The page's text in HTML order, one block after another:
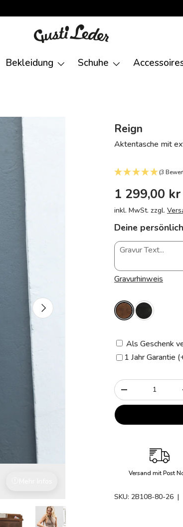
Bekleidung Schuhe
Nächste
Reign
Aktentasche mit
(3
1 299,00 kr
inkl. MwSt. zzgl.
Deine
Gravurhinweis
Als Geschenk
1 Jahr Garantie
Anzahl
-
Versand mit Post
SKU: 2B108-80-26 |